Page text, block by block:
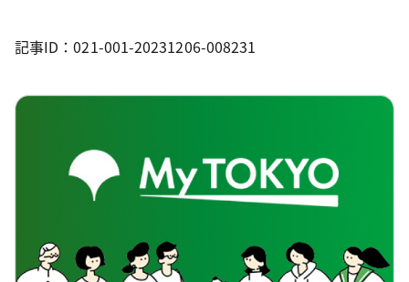
記事ID：021-001-20231206-008231